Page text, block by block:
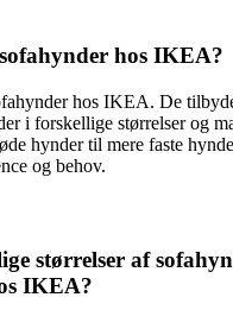
hos IKEA?
hos IKEA. De
i forskellige størrelser og
hynder til mere faste
og behov.
størrelser af
IKEA?